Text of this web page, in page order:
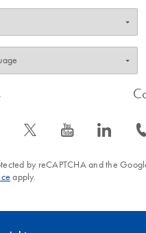
icon_0340_cc_gen_x-s icon_0077_youtube-s icon_0066_linkedin-s icon_0072_phone-s
by reCAPTCHA and the
apply.